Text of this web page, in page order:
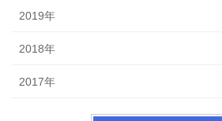
2019年
2018年
2017年